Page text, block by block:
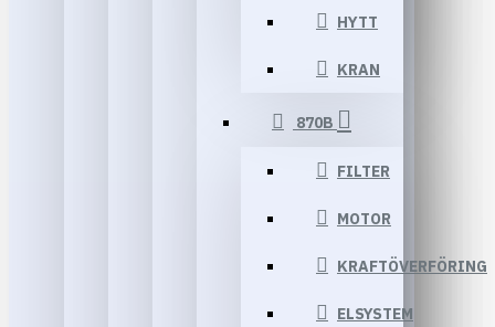
HYTT
KRAN
870B
FILTER
MOTOR
KRAFTÖVERFÖRING
ELSYSTEM